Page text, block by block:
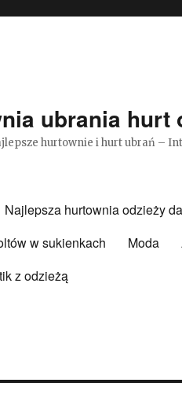
ubrania hurt
hurtownie i hurt ubrań –
Najlepsza hurtownia odzieży
w sukienkach
Moda
z odzieżą